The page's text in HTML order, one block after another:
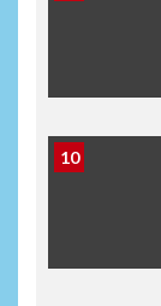
10